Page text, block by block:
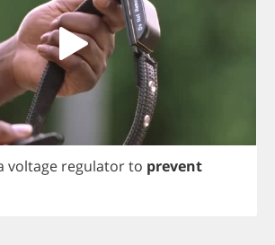
voltage regulatorto prevent